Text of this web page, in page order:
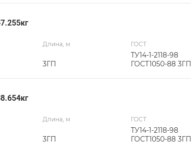
Длина, м
3ГП
ГОСТ
ТУ14-1-2118-98
ГОСТ1050-88 3ГП
Длина, м
3ГП
ГОСТ
ТУ14-1-2118-98
ГОСТ1050-88 3ГП